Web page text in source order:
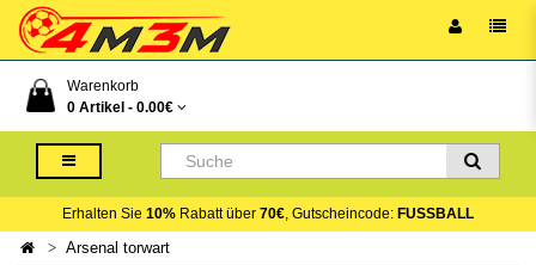
Warenkorb
0 Artikel - 0.00€
Erhalten Sie 10% Rabatt über 70€, Gutscheincode: FUSSBALL
Arsenal torwart